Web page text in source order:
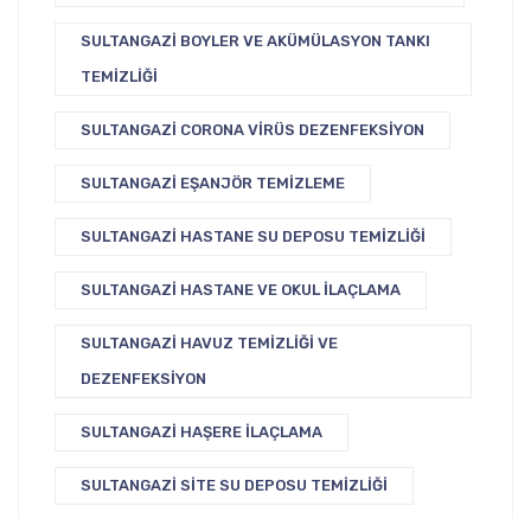
SULTANGAZI BOYLER VE AKÜMÜLASYON TANKI
TEMIZLIĞI
SULTANGAZI CORONA VIRÜS DEZENFEKSIYON
SULTANGAZI EŞANJÖR TEMIZLEME
SULTANGAZI HASTANE SU DEPOSU TEMIZLIĞI
SULTANGAZI HASTANE VE OKUL İLAÇLAMA
SULTANGAZI HAVUZ TEMIZLIĞI VE
DEZENFEKSIYON
SULTANGAZI HAŞERE İLAÇLAMA
SULTANGAZI SITE SU DEPOSU TEMIZLIĞI